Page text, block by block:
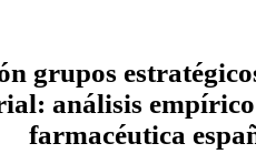
grupos
análisis
farmacéutica